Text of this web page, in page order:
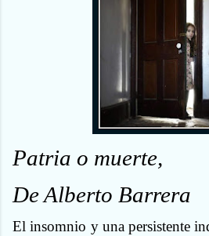
Patria o muerte,
De Alberto Barrera
El insomnio y una persistente